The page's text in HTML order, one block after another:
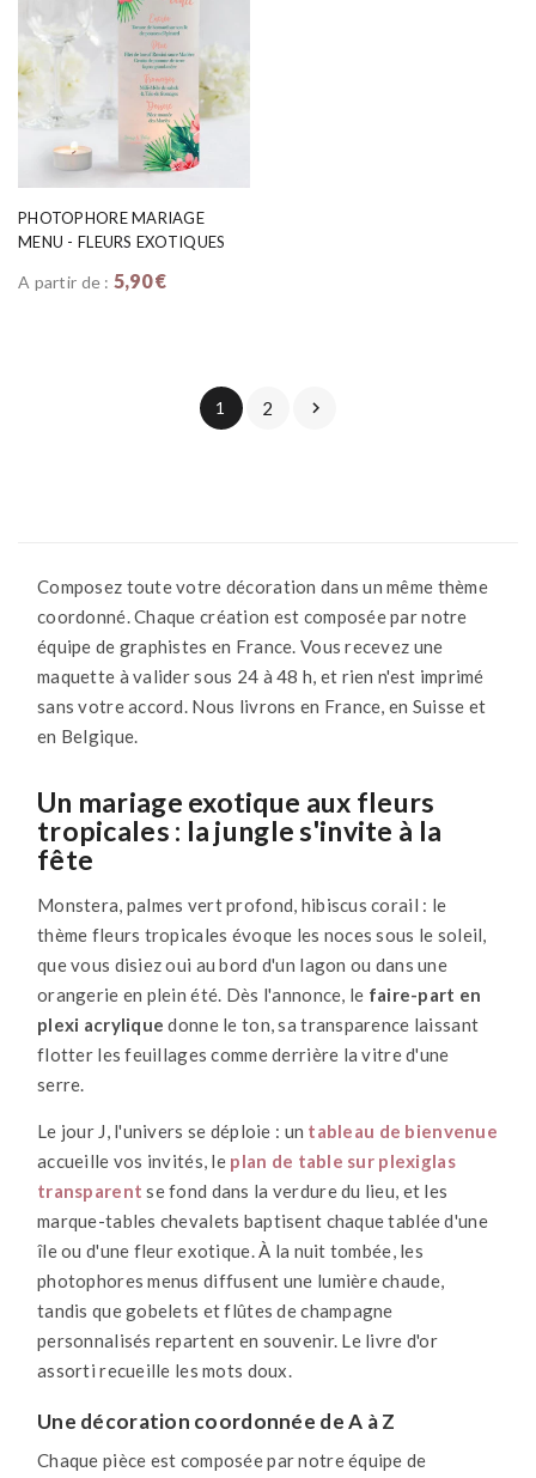
PHOTOPHORE MARIAGE
MENU - FLEURS EXOTIQUES
A partir de : 5,90 €
1 2 
Composez toute votre décoration dans un même thème
coordonné. Chaque création est composée par notre
équipe de graphistes en France. Vous recevez une
maquette à valider sous 24 à 48 h, et rien n'est imprimé
sans votre accord. Nous livrons en France, en Suisse et
en Belgique.
Un mariage exotique aux fleurs
tropicales : la jungle s'invite à la
fête
Monstera, palmes vert profond, hibiscus corail : le
thème fleurs tropicales évoque les noces sous le soleil,
que vous disiez oui au bord d'un lagon ou dans une
orangerie en plein été. Dès l'annonce, le faire-part en
plexi acrylique donne le ton, sa transparence laissant
flotter les feuillages comme derrière la vitre d'une
serre.
Le jour J, l'univers se déploie : un tableau de bienvenue
accueille vos invités, le plan de table sur plexiglas
transparent se fond dans la verdure du lieu, et les
marque-tables chevalets baptisent chaque tablée d'une
île ou d'une fleur exotique. À la nuit tombée, les
photophores menus diffusent une lumière chaude,
tandis que gobelets et flûtes de champagne
personnalisés repartent en souvenir. Le livre d'or
assorti recueille les mots doux.
Une décoration coordonnée de A à Z
Chaque pièce est composée par notre équipe de